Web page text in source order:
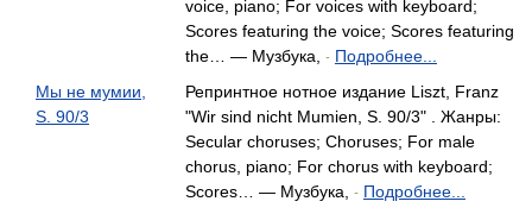
voice, piano; For voices with keyboard;
Scores featuring the voice; Scores featuring
the… — Музбука,
- Подробнее...
Мы не мумии,
S. 90/3
Репринтное нотное издание Liszt, Franz
"Wir sind nicht Mumien, S. 90/3" . Жанры:
Secular choruses; Choruses; For male
chorus, piano; For chorus with keyboard;
Scores… — Музбука,
- Подробнее...